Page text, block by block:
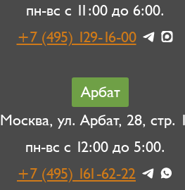
пн-вс с 11:00 до 6:00.
+7 (495) 129-16-00
Арбат
Москва, ул. Арбат, 28, стр.
пн-вс с 12:00 до 5:00.
+7 (495) 161-62-22